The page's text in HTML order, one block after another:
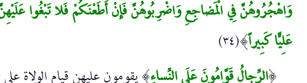
وَاهْجُرُوهُنَّ فِي الْمَضاجِعِ وَاضْرِبُوهُنَّ فَإِنْ أَطَعْنَكُمْ فَلا تَبْغُوا
عَلِيًّا كَبِيراً)(٣٤)
(
)